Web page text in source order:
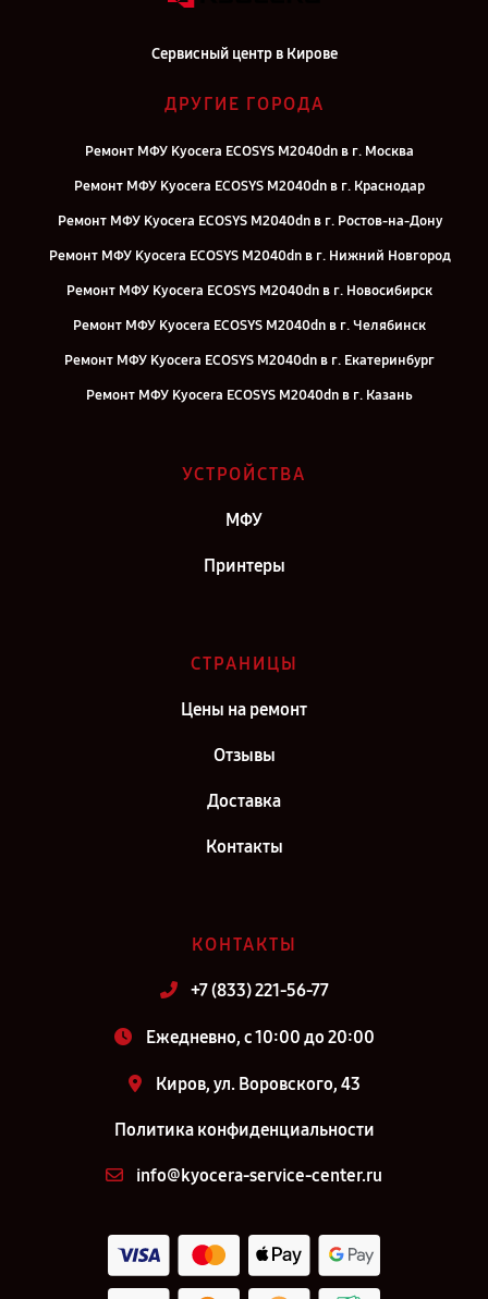
Сервисный центр в Кирове
ДРУГИЕ ГОРОДА
Ремонт МФУ Kyocera ECOSYS M2040dn в г. Москва
Ремонт МФУ Kyocera ECOSYS M2040dn в г. Краснодар
Ремонт МФУ Kyocera ECOSYS M2040dn в г. Ростов-на-Дону
Ремонт МФУ Kyocera ECOSYS M2040dn в г. Нижний Новгород
Ремонт МФУ Kyocera ECOSYS M2040dn в г. Новосибирск
Ремонт МФУ Kyocera ECOSYS M2040dn в г. Челябинск
Ремонт МФУ Kyocera ECOSYS M2040dn в г. Екатеринбург
Ремонт МФУ Kyocera ECOSYS M2040dn в г. Казань
Ремонт МФУ Kyocera ECOSYS M2040dn в г. Саратов
УСТРОЙСТВА
МФУ
Принтеры
СТРАНИЦЫ
Цены на ремонт
Отзывы
Доставка
Контакты
КОНТАКТЫ
+7 (833) 221-56-77
Ежедневно, с 10:00 до 20:00
Киров, ул. Воровского, 43
Политика конфиденциальности
info@kyocera-service-center.ru